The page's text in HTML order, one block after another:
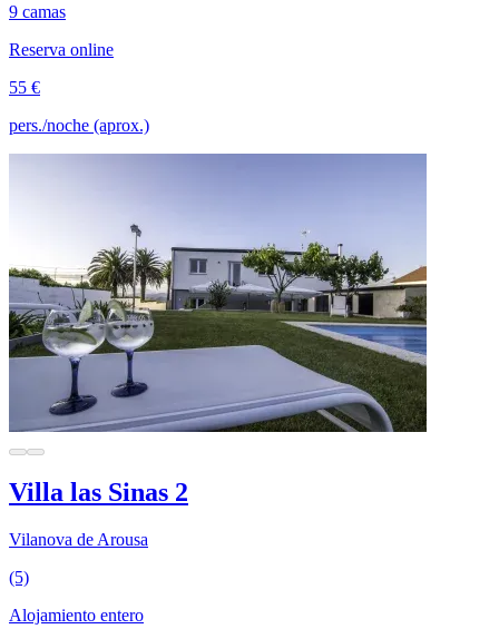
9 camas
Reserva online
55 €
pers./noche (aprox.)
Villa las Sinas 2
Vilanova de Arousa
(5)
Alojamiento entero